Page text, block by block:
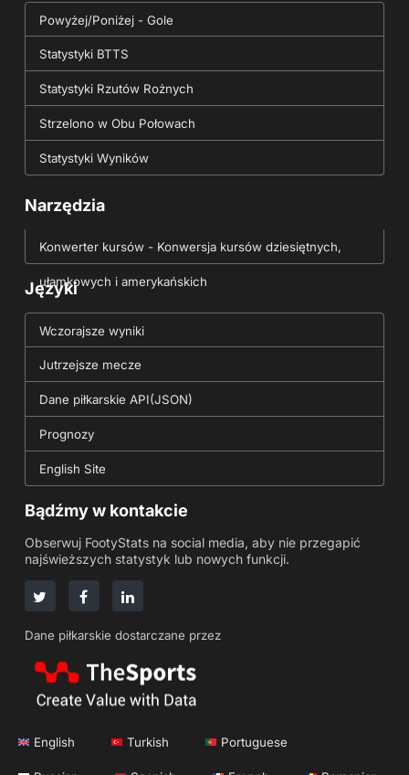
Powyżej/Poniżej - Gole
Statystyki BTTS
Statystyki Rzutów Rożnych
Strzelono w Obu Połowach
Statystyki Wyników
Narzędzia
Konwerter kursów - Konwersja kursów dziesiętnych,
ułamkowych i amerykańskich
Języki
Wczorajsze wyniki
Jutrzejsze mecze
Dane piłkarskie API(JSON)
Prognozy
English Site
Bądźmy w kontakcie
Obserwuj FootyStats na social media, aby nie przegapić
najświeższych statystyk lub nowych funkcji.
Dane piłkarskie dostarczane przez
English Turkish Portuguese